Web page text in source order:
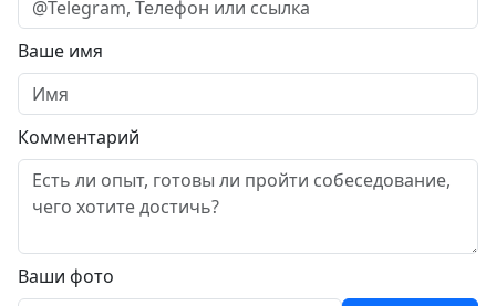
Ваше имя
Комментарий
Ваши фото